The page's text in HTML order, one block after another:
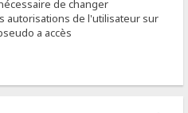
de changer
autorisations de l'utilisateur sur
a accès